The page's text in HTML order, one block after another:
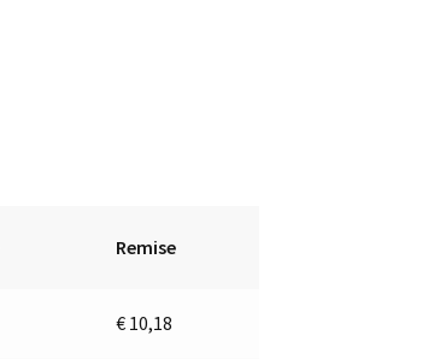
Remise
€ 10,18